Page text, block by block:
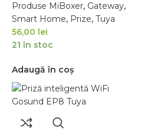
Produse MiBoxer, Gateway,
Smart Home, Prize, Tuya
56,00 lei
21 în stoc
Adaugă în coș